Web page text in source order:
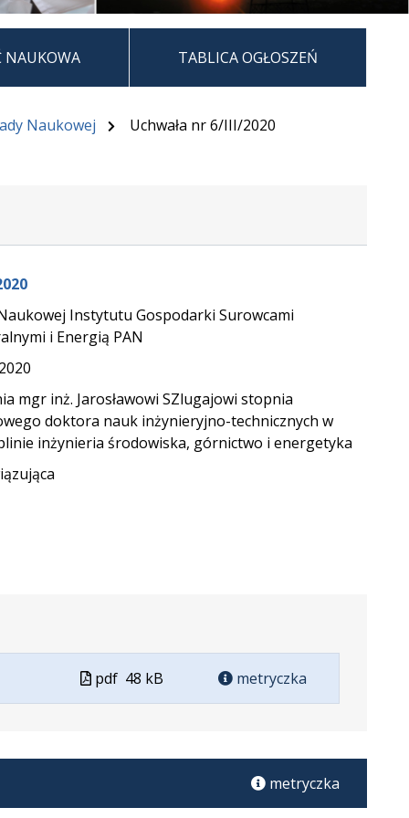
NAUKOWA TABLICA OGŁOSZEŃ
Naukowej Uchwała nr 6/III/2020
Instytutu Gospodarki Surowcami
i Energią PAN
mgr inż. Jarosławowi SZlugajowi stopnia
doktora nauk inżynieryjno-technicznych w
inżynieria środowiska, górnictwo i energetyka
Plik
w
pdf 48 kB metryczka
metryczka